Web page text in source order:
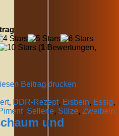
(1 Bewertungen,
Beitrag drucken
, DDR-Rezept, Eisbein, Essig,
, Sellerie, Sülze, Zweibeln
und